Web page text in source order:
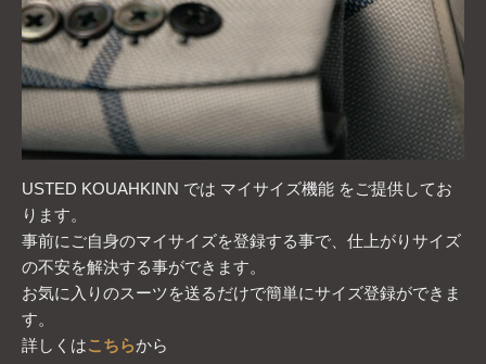
USTED KOUAHKINN では マイサイズ機能 をご提供してお
ります。
事前にご自身のマイサイズを登録する事で、仕上がりサイズ
の不安を解決する事ができます。
お気に入りのスーツを送るだけで簡単にサイズ登録ができま
す。
詳しくはこちらから